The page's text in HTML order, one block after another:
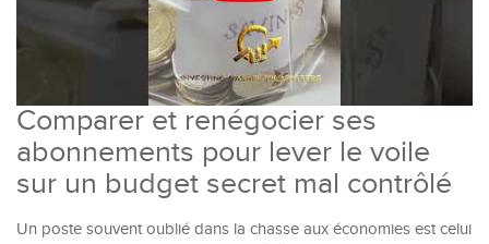
Comparer et renégocier ses
abonnements pour lever le voile
sur un budget secret mal contrôlé
Un poste souvent oublié dans la chasse aux économies est celui